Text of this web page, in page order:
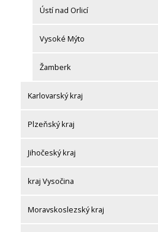
Ústí nad Orlicí
Vysoké Mýto
Žamberk
Karlovarský kraj
Plzeňský kraj
Jihočeský kraj
kraj Vysočina
Moravskoslezský kraj